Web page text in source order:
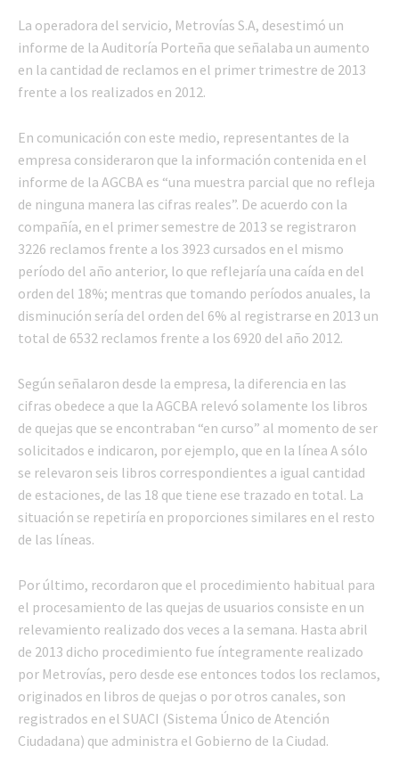
La operadora del servicio, Metrovías S.A, desestimó un
informe de la Auditoría Porteña que señalaba un aumento
en la cantidad de reclamos en el primer trimestre de 2013
frente a los realizados en 2012.
En comunicación con este medio, representantes de la
empresa consideraron que la información contenida en el
informe de la AGCBA es “una muestra parcial que no refleja
de ninguna manera las cifras reales”. De acuerdo con la
compañía, en el primer semestre de 2013 se registraron
3226 reclamos frente a los 3923 cursados en el mismo
período del año anterior, lo que reflejaría una caída en del
orden del 18%; mentras que tomando períodos anuales, la
disminución sería del orden del 6% al registrarse en 2013 un
total de 6532 reclamos frente a los 6920 del año 2012.
Según señalaron desde la empresa, la diferencia en las
cifras obedece a que la AGCBA relevó solamente los libros
de quejas que se encontraban “en curso” al momento de ser
solicitados e indicaron, por ejemplo, que en la línea A sólo
se relevaron seis libros correspondientes a igual cantidad
de estaciones, de las 18 que tiene ese trazado en total. La
situación se repetiría en proporciones similares en el resto
de las líneas.
Por último, recordaron que el procedimiento habitual para
el procesamiento de las quejas de usuarios consiste en un
relevamiento realizado dos veces a la semana. Hasta abril
de 2013 dicho procedimiento fue íntegramente realizado
por Metrovías, pero desde ese entonces todos los reclamos,
originados en libros de quejas o por otros canales, son
registrados en el SUACI (Sistema Único de Atención
Ciudadana) que administra el Gobierno de la Ciudad.